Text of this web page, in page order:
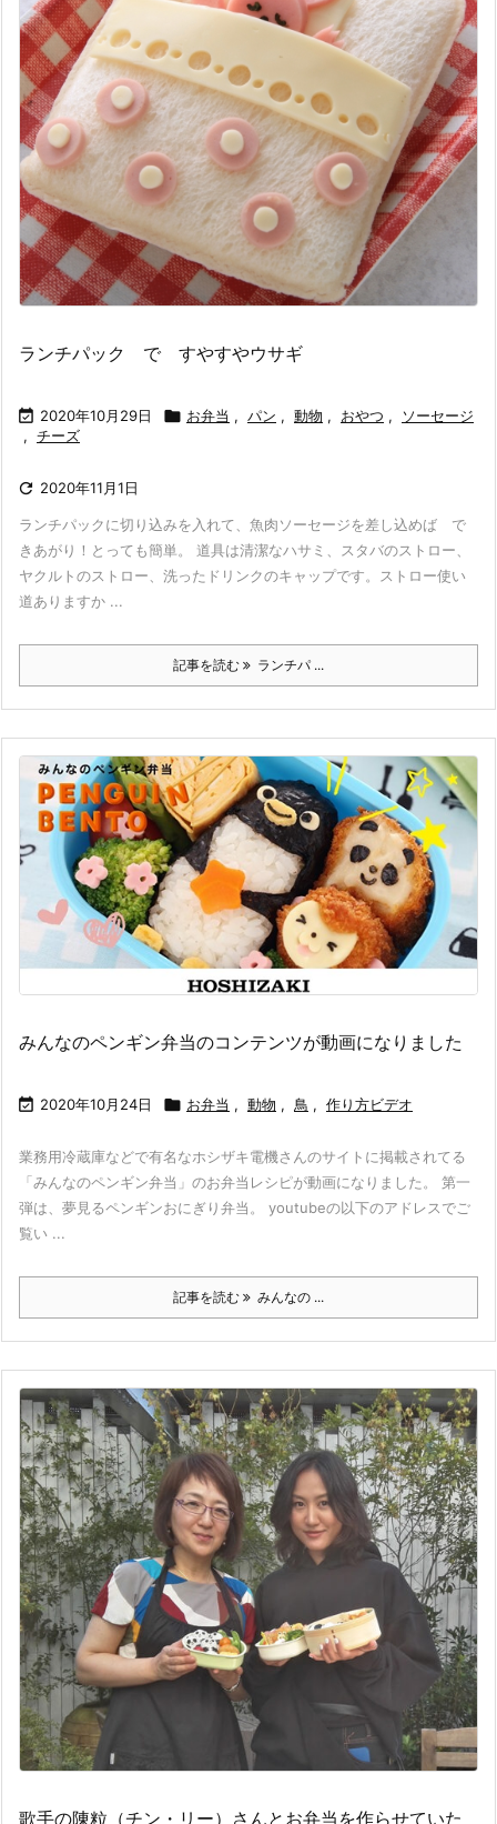
ランチパック で すやすやウサギ
 2020年10月29日  お弁当 , パン , 動物 , おやつ ,
ソーセージ
, チーズ
 2020年11月1日
ランチパックに切り込みを入れて、魚肉ソーセージを差し込めば で
きあがり！とっても簡単。 道具は清潔なハサミ、スタバのストロー、
ヤクルトのストロー、洗ったドリンクのキャップです。ストロー使い
道ありますか ...
記事を読む ランチパ ...
みんなのペンギン弁当のコンテンツが動画になりました
 2020年10月24日  お弁当 , 動物 , 鳥 , 作り方ビデオ
業務用冷蔵庫などで有名なホシザキ電機さんのサイトに掲載されてる
「みんなのペンギン弁当」のお弁当レシピが動画になりました。 第一
弾は、夢見るペンギンおにぎり弁当。 youtubeの以下のアドレスでご
覧い ...
記事を読む みんなの ...
歌手の陳粒（チン・リー）さんとお弁当を作らせていた